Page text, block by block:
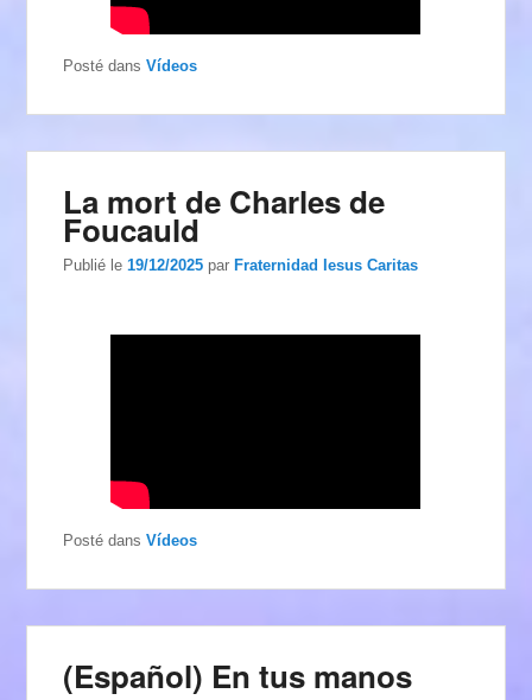
Posté dans Vídeos
La mort de Charles de
Foucauld
Publié le19/12/2025 par Fraternidad Iesus Caritas
Posté dans Vídeos
(Español) En tus manos